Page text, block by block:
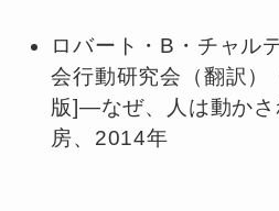
ロバート・B・チャル
会行動研究会（翻訳）
版]―なぜ、人は動か
房、2014年